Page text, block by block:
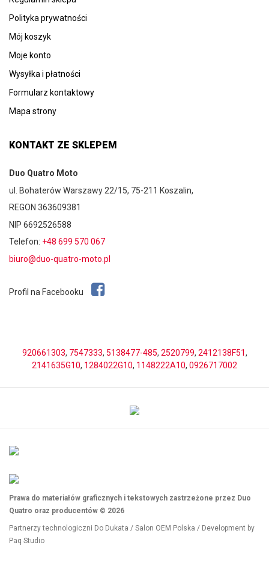
Polityka prywatności
Mój koszyk
Moje konto
Wysyłka i płatności
Formularz kontaktowy
Mapa strony
KONTAKT ZE SKLEPEM
Duo Quatro Moto
ul. Bohaterów Warszawy 22/15, 75-211 Koszalin,
REGON 363609381
NIP 6692526588
Telefon: +48 699 570 067
biuro@duo-quatro-moto.pl
Profil na Facebooku
920661303, 7547333, 5138477-485, 2520799, 2412138F51,
2141635G10, 1284022G10, 1148222A10, 0926717002
Prawa do materiałów graficznych i tekstowych zastrzeżone przez Duo
Quatro oraz producentów © 2026
Partnerzy technologiczni Do Dukata / Salon OEM Polska / Development by
Paq Studio